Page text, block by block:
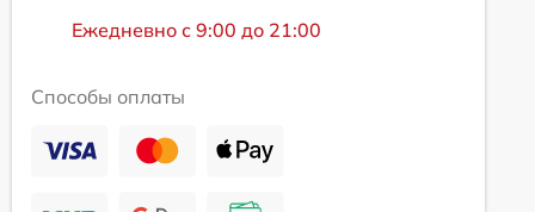
Ежедневно с 9:00 до 21:00
Способы оплаты